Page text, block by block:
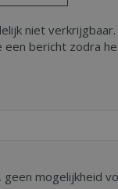
niet
een bericht zodra
geen mogelijkheid